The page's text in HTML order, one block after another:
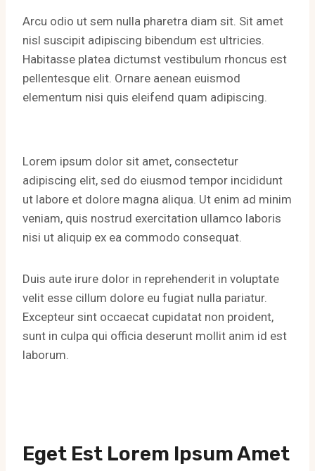
Arcu odio ut sem nulla pharetra diam sit. Sit amet
nisl suscipit adipiscing bibendum est ultricies.
Habitasse platea dictumst vestibulum rhoncus est
pellentesque elit. Ornare aenean euismod
elementum nisi quis eleifend quam adipiscing.
Lorem ipsum dolor sit amet, consectetur
adipiscing elit, sed do eiusmod tempor incididunt
ut labore et dolore magna aliqua. Ut enim ad minim
veniam, quis nostrud exercitation ullamco laboris
nisi ut aliquip ex ea commodo consequat.
Duis aute irure dolor in reprehenderit in voluptate
velit esse cillum dolore eu fugiat nulla pariatur.
Excepteur sint occaecat cupidatat non proident,
sunt in culpa qui officia deserunt mollit anim id est
laborum.
Eget Est Lorem Ipsum Amet